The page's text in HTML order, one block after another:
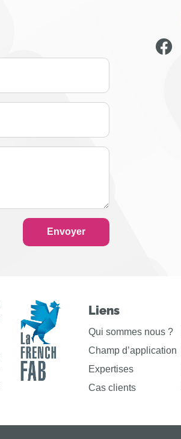
Envoyer
Liens
Qui sommes nous ?
Champ d’application
Expertises
Cas clients